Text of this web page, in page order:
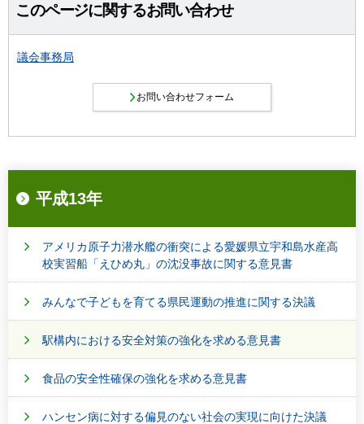
このページに関するお問い合わせ
議会事務局
平成13年
アメリカ原子力潜水艦の衝突による愛媛県立宇和島水産高
校実習船「えひめ丸」の沈没事故に関する意見書
みんなで子どもを育てる県民運動の推進に関する決議
駅構内における安全対策の強化を求める意見書
食品の安全性確保の強化を求める意見書
ハンセン病に対する偏見のない社会の実現に向けた決議